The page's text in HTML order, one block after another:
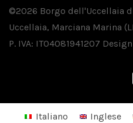
©2026 Borgo dell'Uccellaia
Uccellaia, Marciana Marina
P. IVA: IT04081941207
Italiano Inglese